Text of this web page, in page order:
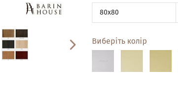
80x80
Виберіть колір